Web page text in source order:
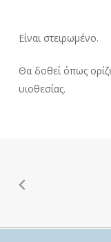
Είναι στειρωμένο.
Θα δοθεί όπως
υιοθεσίας.